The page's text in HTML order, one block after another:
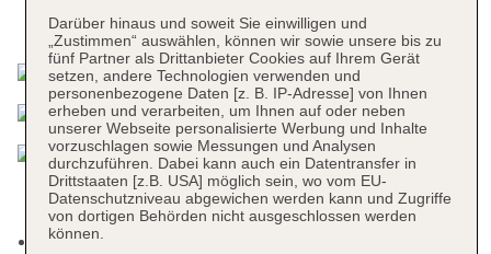
Das bietet Ihre Unterkunft
Nichtraucherhotel
Darüber hinaus und soweit Sie einwilligen und
„Zustimmen“ auswählen, können wir sowie unsere bis zu
fünf Partner als Drittanbieter Cookies auf Ihrem Gerät
setzen, andere Technologien verwenden und
personenbezogene Daten [z. B. IP-Adresse] von Ihnen
erheben und verarbeiten, um Ihnen auf oder neben
unserer Webseite personalisierte Werbung und Inhalte
vorzuschlagen sowie Messungen und Analysen
durchzuführen. Dabei kann auch ein Datentransfer in
Drittstaaten [z.B. USA] möglich sein, wo vom EU-
Datenschutzniveau abgewichen werden kann und Zugriffe
von dortigen Behörden nicht ausgeschlossen werden
können.